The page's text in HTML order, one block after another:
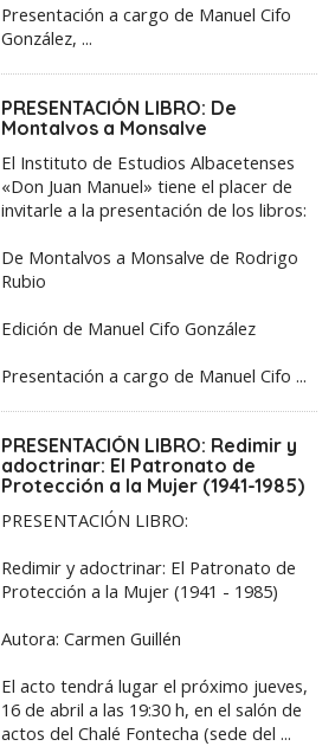
Presentación a cargo de Manuel Cifo
González, ...
PRESENTACIÓN LIBRO: De
Montalvos a Monsalve
El Instituto de Estudios Albacetenses
«Don Juan Manuel» tiene el placer de
invitarle a la presentación de los libros:
De Montalvos a Monsalve de Rodrigo
Rubio
Edición de Manuel Cifo González
Presentación a cargo de Manuel Cifo ...
PRESENTACIÓN LIBRO: Redimir y
adoctrinar: El Patronato de
Protección a la Mujer (1941-1985)
PRESENTACIÓN LIBRO:
Redimir y adoctrinar: El Patronato de
Protección a la Mujer (1941 - 1985)
Autora: Carmen Guillén
El acto tendrá lugar el próximo jueves,
16 de abril a las 19:30 h, en el salón de
actos del Chalé Fontecha (sede del ...